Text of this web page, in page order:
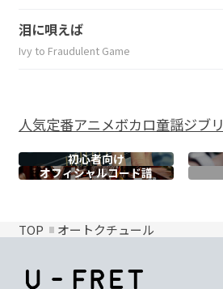
泪に唄えば
Ivy to Fraudulent Game
人気定番アニメボカロ童謡ジブリ
初心者向け
オフィシャルコード譜
TOP オートクチュール